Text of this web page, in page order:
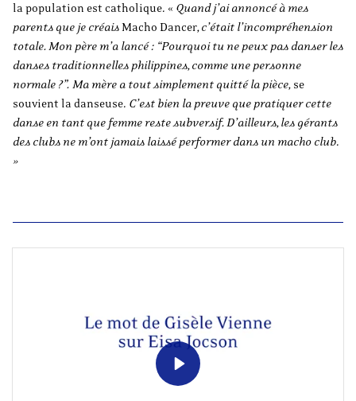
la population est catholique. « Quand j’ai annoncé à mes
parents que je créaisMacho Dancer, c’était l’incompréhension
totale. Mon père m’a lancé : “Pourquoi tu ne peux pas danser les
danses traditionnelles philippines, comme une personne
normale ?”. Ma mère a tout simplement quitté la pièce, se
souvient la danseuse. C’est bien la preuve que pratiquer cette
danse en tant que femme reste subversif. D’ailleurs, les gérants
des clubs ne m’ont jamais laissé performer dans un macho club.
»
Play